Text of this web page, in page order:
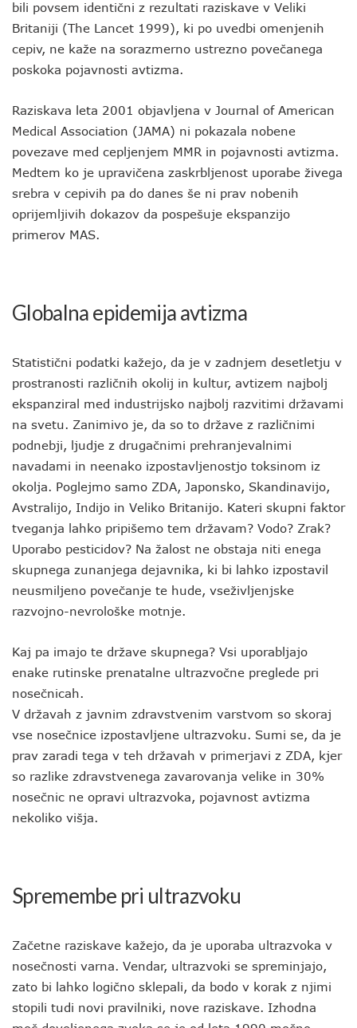
bili povsem identični z rezultati raziskave v Veliki
Britaniji (The Lancet 1999), ki po uvedbi omenjenih
cepiv, ne kaže na sorazmerno ustrezno povečanega
poskoka pojavnosti avtizma.
Raziskava leta 2001 objavljena v Journal of American
Medical Association (JAMA) ni pokazala nobene
povezave med cepljenjem MMR in pojavnosti avtizma.
Medtem ko je upravičena zaskrbljenost uporabe živega
srebra v cepivih pa do danes še ni prav nobenih
oprijemljivih dokazov da pospešuje ekspanzijo
primerov MAS.
Globalna epidemija avtizma
Statistični podatki kažejo, da je v zadnjem desetletju v
prostranosti različnih okolij in kultur, avtizem najbolj
ekspanziral med industrijsko najbolj razvitimi državami
na svetu. Zanimivo je, da so to države z različnimi
podnebji, ljudje z drugačnimi prehranjevalnimi
navadami in neenako izpostavljenostjo toksinom iz
okolja. Poglejmo samo ZDA, Japonsko, Skandinavijo,
Avstralijo, Indijo in Veliko Britanijo. Kateri skupni faktor
tveganja lahko pripišemo tem državam? Vodo? Zrak?
Uporabo pesticidov? Na žalost ne obstaja niti enega
skupnega zunanjega dejavnika, ki bi lahko izpostavil
neusmiljeno povečanje te hude, vseživljenjske
razvojno-nevrološke motnje.
Kaj pa imajo te države skupnega? Vsi uporabljajo
enake rutinske prenatalne ultrazvočne preglede pri
nosečnicah.
V državah z javnim zdravstvenim varstvom so skoraj
vse nosečnice izpostavljene ultrazvoku. Sumi se, da je
prav zaradi tega v teh državah v primerjavi z ZDA, kjer
so razlike zdravstvenega zavarovanja velike in 30%
nosečnic ne opravi ultrazvoka, pojavnost avtizma
nekoliko višja.
Spremembe pri ultrazvoku
Začetne raziskave kažejo, da je uporaba ultrazvoka v
nosečnosti varna. Vendar, ultrazvoki se spreminjajo,
zato bi lahko logično sklepali, da bodo v korak z njimi
stopili tudi novi pravilniki, nove raziskave. Izhodna